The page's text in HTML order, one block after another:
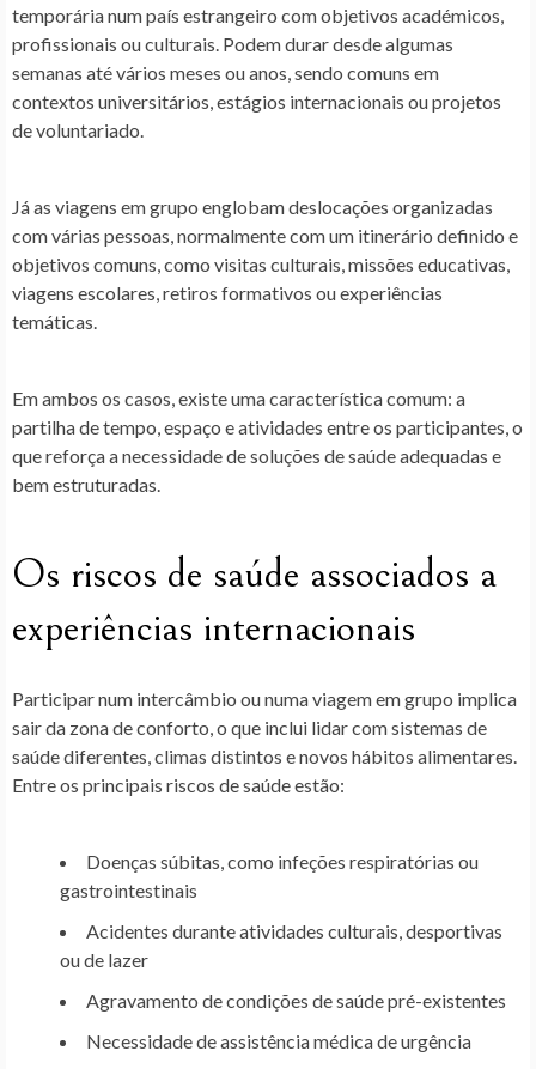
temporária num país estrangeiro com objetivos académicos,
profissionais ou culturais. Podem durar desde algumas
semanas até vários meses ou anos, sendo comuns em
contextos universitários, estágios internacionais ou projetos
de voluntariado.
Já as viagens em grupo englobam deslocações organizadas
com várias pessoas, normalmente com um itinerário definido e
objetivos comuns, como visitas culturais, missões educativas,
viagens escolares, retiros formativos ou experiências
temáticas.
Em ambos os casos, existe uma característica comum: a
partilha de tempo, espaço e atividades entre os participantes, o
que reforça a necessidade de soluções de saúde adequadas e
bem estruturadas.
Os riscos de saúde associados a
experiências internacionais
Participar num intercâmbio ou numa viagem em grupo implica
sair da zona de conforto, o que inclui lidar com sistemas de
saúde diferentes, climas distintos e novos hábitos alimentares.
Entre os principais riscos de saúde estão:
Doenças súbitas, como infeções respiratórias ou
gastrointestinais
Acidentes durante atividades culturais, desportivas
ou de lazer
Agravamento de condições de saúde pré-existentes
Necessidade de assistência médica de urgência